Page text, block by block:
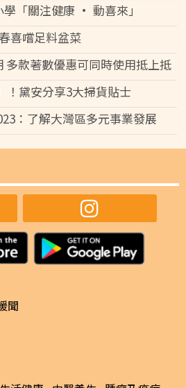
「關注健康 • 動喜來」
喜嚐足料盆菜
多款著數優惠可同時使用抵上抵
！黛安分享3大掃貨貼士
：了解大灣區多元事業發展
聞